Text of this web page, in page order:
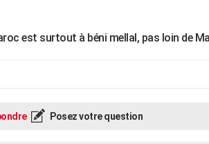
est surtout à béni mellal, pas loin de
Posez votre question